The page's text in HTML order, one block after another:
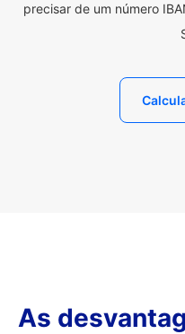
precisar de um número
As